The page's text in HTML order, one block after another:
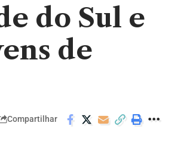
do Sul e
de
Compartilhar